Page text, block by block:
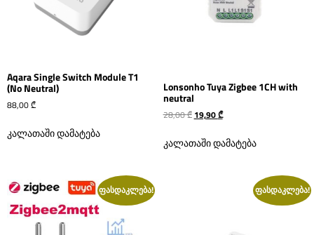
Aqara Single Switch Module T1
(No Neutral)
88,00₾
კალათაში დამატება
Lonsonho Tuya Zigbee 1CH with
neutral
28,00₾ 19,90₾
კალათაში დამატება
ფასდაკლება! ფასდაკლება!